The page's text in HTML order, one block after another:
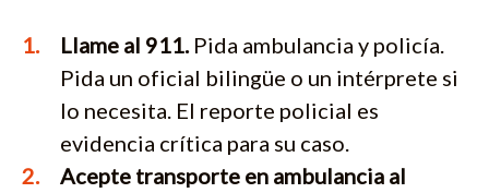
Llame al 911. Pida ambulancia y policía.
Pida un oficial bilingüe o un intérprete si
lo necesita. El reporte policial es
evidencia crítica para su caso.
Acepte transporte en ambulancia al